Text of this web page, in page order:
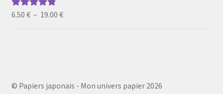
Note5.00sur
6.50 € – 19.00 €Plage
© Papiers japonais - Mon univers papier 2026